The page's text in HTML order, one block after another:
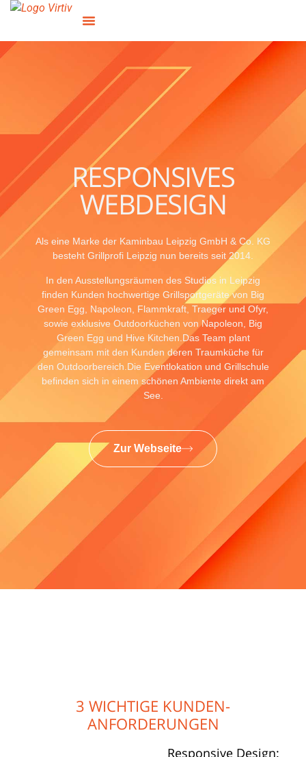
RESPONSIVES
WEBDESIGN
Als eine Marke der Kaminbau Leipzig GmbH & Co. KG
besteht Grillprofi Leipzig nun bereits seit 2014.
In den Ausstellungsräumen des Studios in Leipzig
finden Kunden hochwertige Grillsportgeräte von Big
Green Egg, Napoleon, Flammkraft, Traeger und Ofyr,
sowie exklusive Outdoorküchen von Napoleon, Big
Green Egg und Hive Kitchen.Das Team plant
gemeinsam mit den Kunden deren Traumküche für
den Outdoorbereich.Die Eventlokation und Grillschule
befinden sich in einem schönen Ambiente direkt am
See.
Zur Webseite
3 WICHTIGE KUNDEN-
ANFORDERUNGEN
Responsive Design: